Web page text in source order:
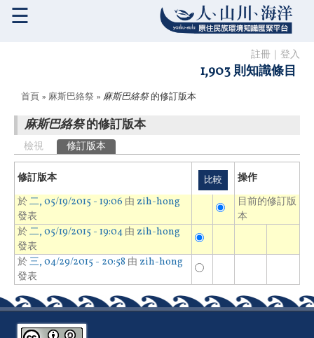
註冊 登入
1,903 則知識條目
☰
您在這裡
首頁 » 麻斯巴絡祭 » 麻斯巴絡祭的修訂版本
麻斯巴絡祭的修訂版本
主要索引標籤
檢視 修訂版本
修訂版本
操作
於二, 05/19/2015 - 19:06 由 zih-hong
發表
目前的修訂版
本
於二, 05/19/2015 - 19:04 由 zih-hong
發表
於三, 04/29/2015 - 20:58 由 zih-hong
發表